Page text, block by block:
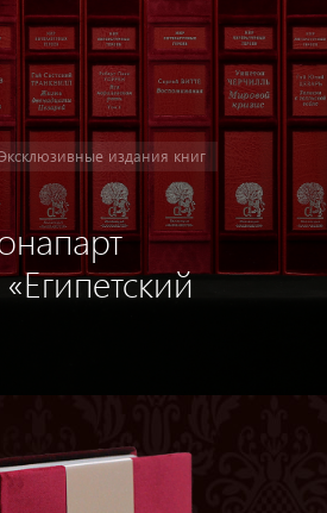
издания книг